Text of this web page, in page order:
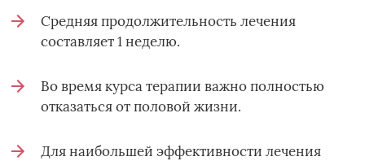
Средняя продолжительность лечения
составляет 1 неделю.
Во время курса терапии важно полностью
отказаться от половой жизни.
Для наибольшей эффективности лечения